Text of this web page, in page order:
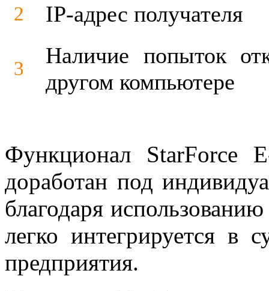
2 IP-адрес получателя
3
Наличие попыток
другом компьютере
Функционал StarForce
доработан под
благодаря
легко интегрируется в
предприятия.